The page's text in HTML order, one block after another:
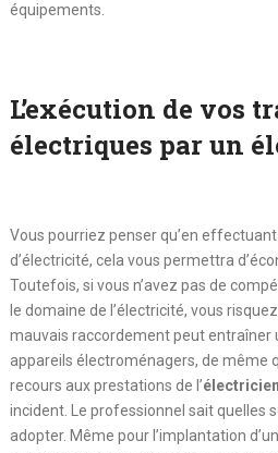
équipements.
L’exécution de vos
électriques par un
Vous pourriez penser qu’en
d’électricité, cela vous permettra
Toutefois, si vous n’avez pas de
le domaine de l’électricité, vous
mauvais raccordement peut entraîner
appareils électroménagers, de même
recours aux prestations de l’
incident. Le professionnel sait quelles
adopter. Même pour l’implantation